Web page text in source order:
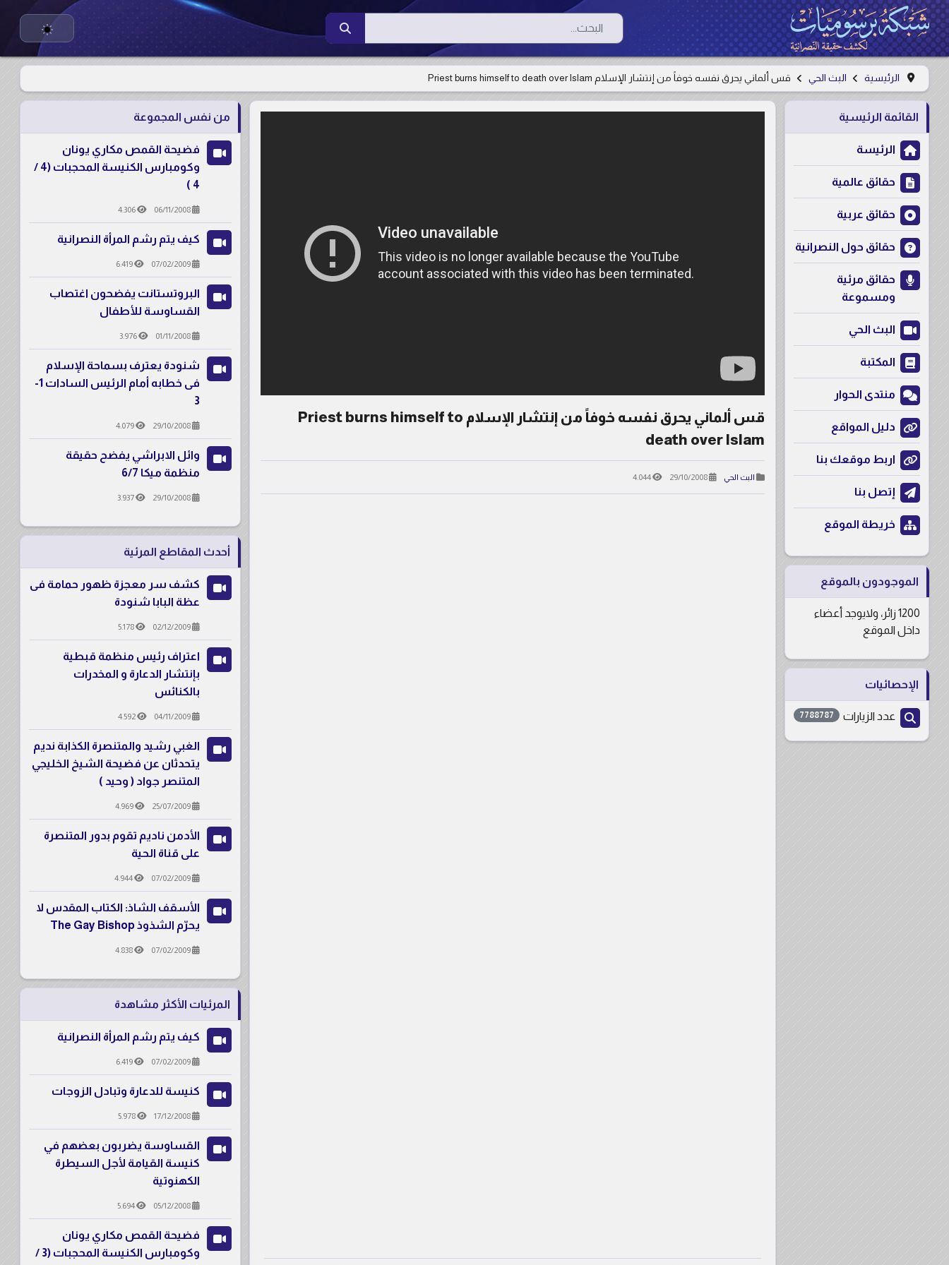
البحث
الرئيسية البث الحي قس ألماني يحرق نفسه خوفاً من إنتشار الإسلام Priest burns himself to death over Islam
القائمة الرئيسية
الرئيسة
حقائق عالمية
حقائق عربية
حقائق حول النصرانية
حقائق مرئية
ومسموعة
البث الحي
المكتبة
منتدى الحوار
دليل المواقع
اربط موقعك بنا
إتصل بنا
خريطة الموقع
الموجودون بالموقع
1200 زائر، ولايوجد أعضاء
داخل الموقع
الإحصائيات
عدد الزيارات 7788787
قس ألماني يحرق نفسه خوفاً من إنتشار الإسلام Priest burns himself to
death over Islam
البث الحي 29/10/2008
4.044
من نفس المجموعة
فضيحة القمص مكاري يونان
وكومبارس الكنيسة المحجبات (4 /
4 )
06/11/2008
4.306
كيف يتم رشم المرأة النصرانية
07/02/2009
6.419
البروتستانت يفضحون اغتصاب
القساوسة للأطفال
01/11/2008
3.976
شنودة يعترف بسماحة الإسلام
فى خطابه أمام الرئيس السادات 1-
3
29/10/2008
4.079
وائل الابراشي يفضح حقيقة
منظمة ميكا 6/7
29/10/2008
3.937
أحدث المقاطع المرئية
كشف سر معجزة ظهور حمامة فى
عظة البابا شنودة
02/12/2009
5.178
اعتراف رئيس منظمة قبطية
بإنتشار الدعارة و المخدرات
بالكنائس
04/11/2009
4.592
الغبي رشيد والمتنصرة الكذابة نديم
يتحدثان عن فضيحة الشيخ الخليجي
المتنصر جواد ( وحيد )
25/07/2009
4.969
الأدمن ناديم تقوم بدور المتنصرة
على قناة الحية
07/02/2009
4.944
الأسقف الشاذ: الكتاب المقدس لا
يحرّم الشذوذ The Gay Bishop
07/02/2009
4.838
المرئيات الأكثر مشاهدة
كيف يتم رشم المرأة النصرانية
07/02/2009
6.419
كنيسة للدعارة وتبادل الزوجات
17/12/2008
5.978
القساوسة يضربون بعضهم في
كنيسة القيامة لأجل السيطرة
الكهنوتية
05/12/2008
5.694
فضيحة القمص مكاري يونان
وكومبارس الكنيسة المحجبات (3 /